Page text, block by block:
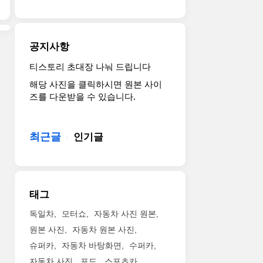
공지사항
티스토리 초대장 나눠 드립니다
해당 사진을 클릭하시면 원본 사이
즈를 다운받을 수 있습니다.
최근글 인기글
태그
독일차 모터쇼
자동차 사진 원본
원본 사진
자동차 원본 사진
슈퍼카
자동차 바탕화면
수퍼카